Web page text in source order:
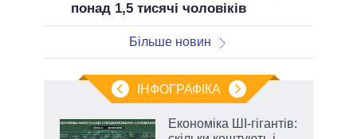
понад 1,5 тисячі чоловіків
Більше новин
ІНФОГРАФІКА
Економіка ШІ-гігантів: